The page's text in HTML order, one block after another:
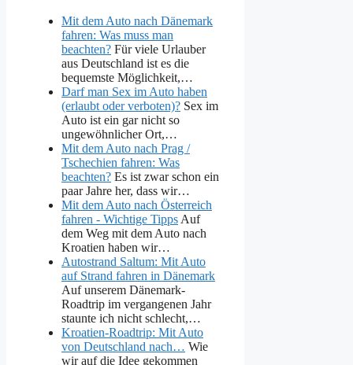
Mit dem Auto nach Dänemark
fahren: Was muss man
beachten? Für viele Urlauber
aus Deutschland ist es die
bequemste Möglichkeit,…
Darf man Sex im Auto haben
(erlaubt oder verboten)? Sex im
Auto ist ein gar nicht so
ungewöhnlicher Ort,…
Mit dem Auto nach Prag /
Tschechien fahren: Was
beachten? Es ist zwar schon ein
paar Jahre her, dass wir…
Mit dem Auto nach Österreich
fahren - Wichtige Tipps Auf
dem Weg mit dem Auto nach
Kroatien haben wir…
Autostrand Saltum: Mit Auto
auf Strand fahren in Dänemark
Auf unserem Dänemark-
Roadtrip im vergangenen Jahr
staunte ich nicht schlecht,…
Kroatien-Roadtrip: Mit Auto
von Deutschland nach… Wie
wir auf die Idee gekommen